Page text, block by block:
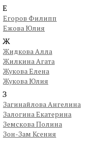
Е
Егоров Филипп
Ежова Юлия
Ж
Жидкова Алла
Жилкина Агата
Жукова Елена
Жукова Юлия
З
Загинайлова Ангелина
Залогина Екатерина
Земскова Полина
Зон-Зам Ксения